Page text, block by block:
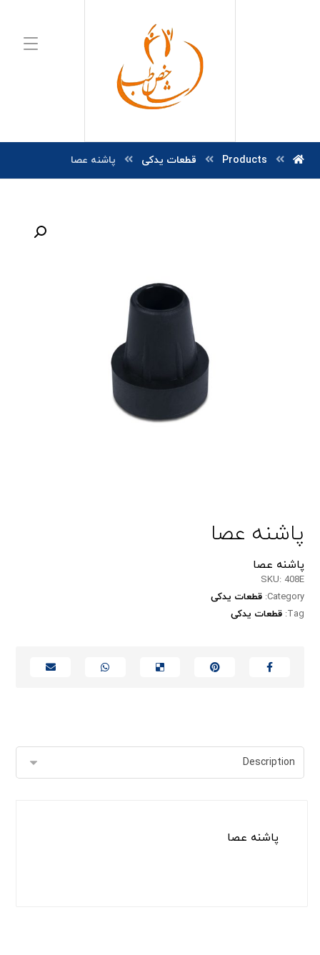
Products قطعات یدکی پاشنه عصا
پاشنه عصا
پاشنه عصا
SKU: 408E
Category: قطعات یدکی
Tag: قطعات یدکی
پاشنه عصا